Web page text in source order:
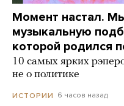
Момент настал.
музыкальную
которой родился
10 самых ярких
не о политике
ИСТОРИИ 6 часов назад